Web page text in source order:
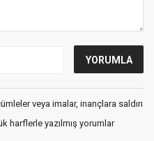
veya imalar, inançlara saldırı
harflerle yazılmış yorumlar